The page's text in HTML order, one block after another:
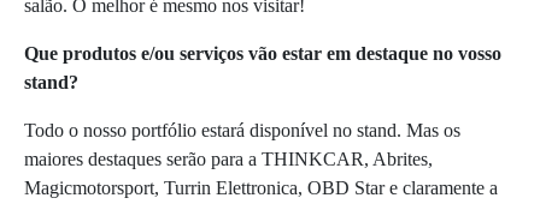
salão. O melhor é mesmo nos visitar!
Que produtos e/ou serviços vão estar em destaque no vosso
stand?
Todo o nosso portfólio estará disponível no stand. Mas os
maiores destaques serão para a THINKCAR, Abrites,
Magicmotorsport, Turrin Elettronica, OBD Star e claramente a